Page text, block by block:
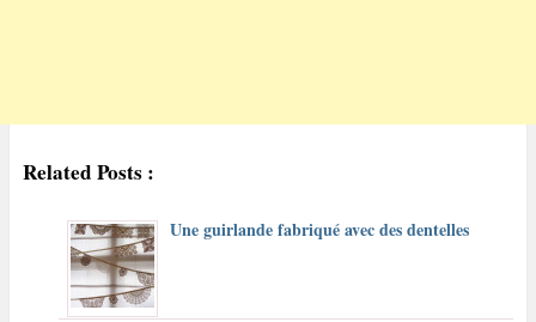
Related Posts :
Une guirlande fabriqué avec des dentelles